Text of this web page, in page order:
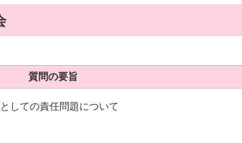
質問の要旨
しての責任問題について